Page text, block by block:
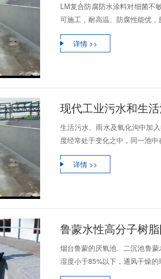
LM复合防腐防水涂料对细菌不
可施工，耐高温、防腐性能优
详情 >>
现代工业污水和生
生活污水、雨水及氧化沟中加
度经常处于变化之中，同一池
详情 >>
鲁蒙水性高分子树
烟台鲁蒙的厌氧池、二沉池鲁
湿度小于85%以下，通风干燥